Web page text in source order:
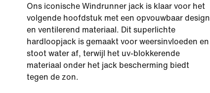
Ons iconische Windrunner jack is klaar voor het
volgende hoofdstuk met een opvouwbaar design
en ventilerend materiaal. Dit superlichte
hardloopjack is gemaakt voor weersinvloeden en
stoot water af, terwijl het uv-blokkerende
materiaal onder het jack bescherming biedt
tegen de zon.